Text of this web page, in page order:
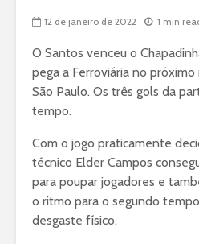
12 de janeiro de 2022 1 min
O Santos venceu o
pega a Ferroviária no
São Paulo. Os três gols da
tempo.
Com o jogo praticamente
técnico Elder Campos
para poupar jogadores e
o ritmo para o segundo
desgaste físico.